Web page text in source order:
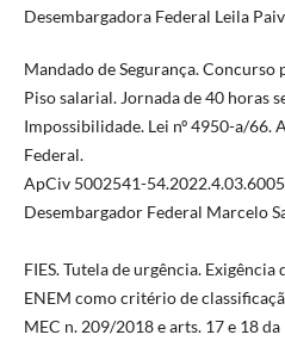
Desembargadora Federal Leila
Mandado de Segurança. Concurso
Piso salarial. Jornada de 40 horas
Impossibilidade. Lei nº 4950-a/66.
Federal.
ApCiv 5002541-54.2022.4.03.6005
Desembargador Federal Marcelo
FIES. Tutela de urgência.
ENEM como critério de
MEC n. 209/2018 e arts. 17 e 18